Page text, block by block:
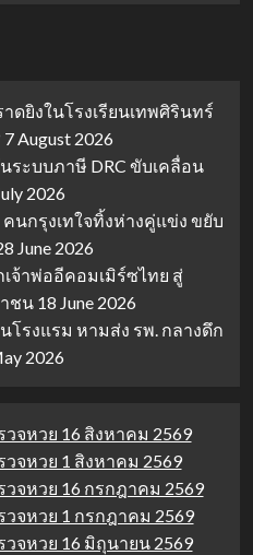
าดยิงในโรงเรียนเทพศิรินทร์
7 August 2026
นระบบภาษี DRC ขับเคลื่อน
2026
นกรุงเทใจทิ้งห่างคู่แข่ง ขยับ
June 2026
จ้าพ่ออีคอมเมิร์ซไทย สู่
ชน 18 June 2026
โรงแรม หามส่ง รพ. กลางดึก
2026
จหวย 16 สิงหาคม 2569
จหวย 1 สิงหาคม 2569
จหวย 16 กรกฎาคม 2569
จหวย 1 กรกฎาคม 2569
จหวย 16 มิถุนายน 2569